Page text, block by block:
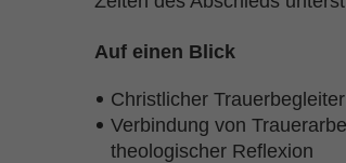
Auf einen Blick
Christlicher
Verbindung von
theologischer Reflexion